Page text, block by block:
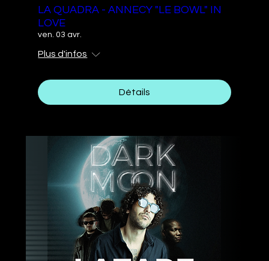
LA QUADRA - ANNECY "LE BOWL" IN
LOVE
ven. 03 avr.
Plus d'infos
Détails